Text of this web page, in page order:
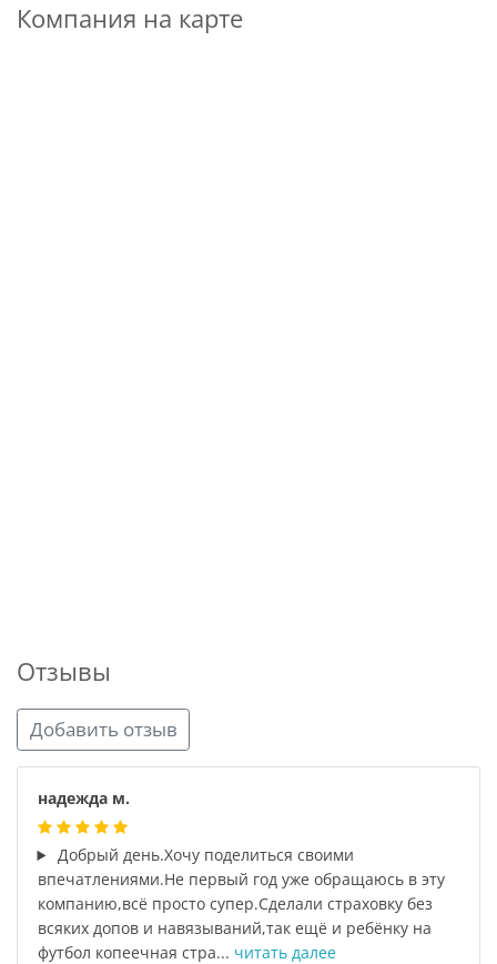
Компания на карте
Отзывы
Добавить отзыв
надежда м.
Добрый день.Хочу поделиться своими
впечатлениями.Не первый год уже обращаюсь в эту
компанию,всё просто супер.Сделали страховку без
всяких допов и навязываний,так ещё и ребёнку на
футбол копеечная стра... читать далее